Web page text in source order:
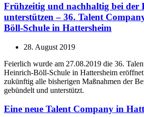
Frühzeitig und nachhaltig bei der
unterstützen – 36. Talent
Böll-Schule in Hattersheim
28. August 2019
Feierlich wurde am 27.08.2019 die 36.
Heinrich-Böll-Schule in Hattersheim
zukünftig alle bisherigen Maßnahmen der
gebündelt und unterstützt.
Eine neue Talent Company in